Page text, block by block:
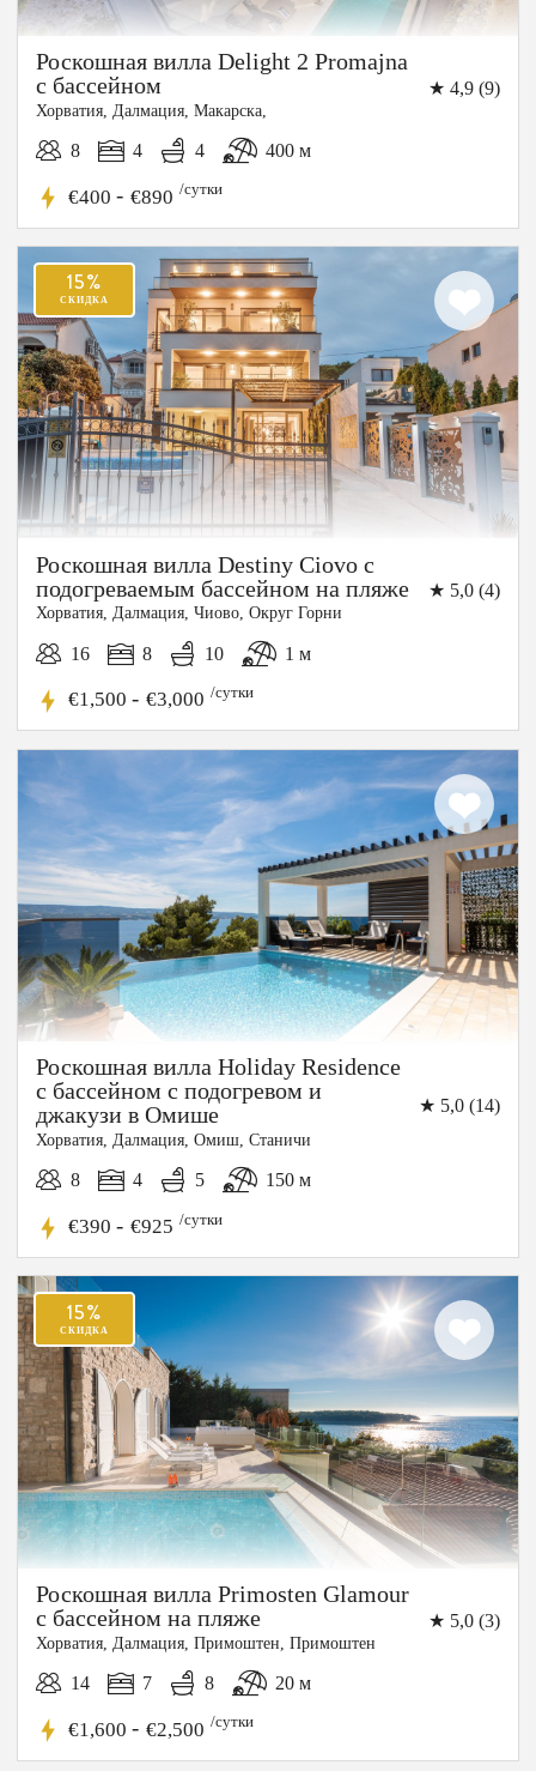
15%
20%
СКИДКА
Роскошная вилла Delight 2 Promajna
с бассейном
★ 4,9 (9)
Хорватия, Далмация, Макарска,
8 4 4 400 м
€400 - €890 /сутки
Роскошная вилла Destiny Ciovo с
подогреваемым бассейном на пляже
★ 5,0 (4)
Хорватия, Далмация, Чиово, Округ Горни
16 8 10 1 м
€1,500 - €3,000 /сутки
Роскошная вилла Holiday Residence
с бассейном с подогревом и
джакузи в Омише
★ 5,0 (14)
Хорватия, Далмация, Омиш, Cтаничи
8 4 5 150 м
€390 - €925 /сутки
Роскошная вилла Primosten Glamour
с бассейном на пляже
★ 5,0 (3)
Хорватия, Далмация, Примоштен, Примоштен
14 7 8 20 м
€1,600 - €2,500 /сутки